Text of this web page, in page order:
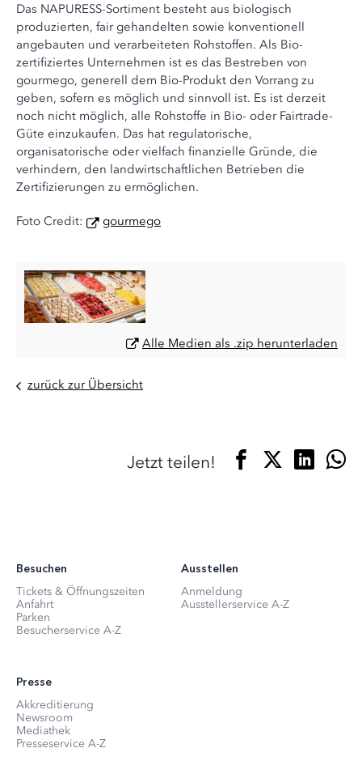
Das NAPURESS-Sortiment besteht aus biologisch
produzierten, fair gehandelten sowie konventionell
angebauten und verarbeiteten Rohstoffen. Als Bio-
zertifiziertes Unternehmen ist es das Bestreben von
gourmego, generell dem Bio-Produkt den Vorrang zu
geben, sofern es möglich und sinnvoll ist. Es ist derzeit
noch nicht möglich, alle Rohstoffe in Bio- oder Fairtrade-
Güte einzukaufen. Das hat regulatorische,
organisatorische oder vielfach finanzielle Gründe, die
verhindern, den landwirtschaftlichen Betrieben die
Zertifizierungen zu ermöglichen.
Foto Credit: gourmego
Alle Medien als .zip herunterladen
zurück zur Übersicht
Jetzt teilen!
Besuchen
Tickets & Öffnungszeiten
Anfahrt
Parken
Besucherservice A-Z
Ausstellen
Anmeldung
Ausstellerservice A-Z
Presse
Akkreditierung
Newsroom
Mediathek
Presseservice A-Z